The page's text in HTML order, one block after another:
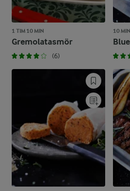
1 TIM 10 MIN
Gremolatasmör
(6)
10 MIN